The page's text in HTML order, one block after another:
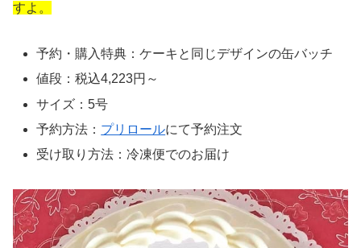
すよ。
予約・購入特典：ケーキと同じデザインの缶バッチ
値段：税込4,223円～
サイズ：5号
予約方法： プリロールにて予約注文
受け取り方法：冷凍便でのお届け